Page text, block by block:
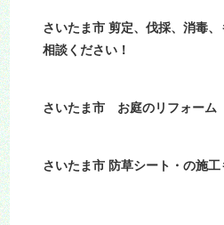
さいたま市 剪定、伐採、消毒
相談ください！
さいたま市 お庭のリフォーム
さいたま市 防草シート・の施工